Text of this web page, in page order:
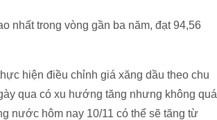
nhất trong vòng gần ba năm, đạt 94,56
hiện điều chỉnh giá xăng dầu theo chu
qua có xu hướng tăng nhưng không quá
nước hôm nay 10/11 có thể sẽ tăng từ